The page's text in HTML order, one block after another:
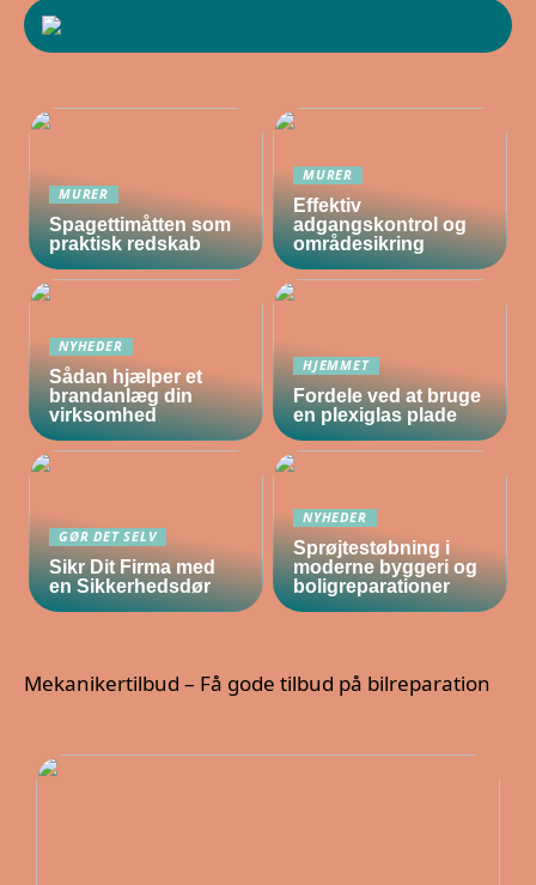
MURER
Spagettimåtten som
praktisk redskab
MURER
Effektiv
adgangskontrol og
områdesikring
NYHEDER
Sådan hjælper et
brandanlæg din
virksomhed
HJEMMET
Fordele ved at bruge
en plexiglas plade
GØR DET SELV
Sikr Dit Firma med
en Sikkerhedsdør
NYHEDER
Sprøjtestøbning i
moderne byggeri og
boligreparationer
Mekanikertilbud – Få gode tilbud på bilreparation